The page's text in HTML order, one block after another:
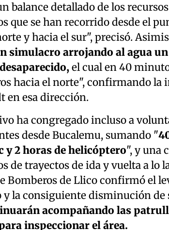
balance detallado de los
que se han recorrido desde el
y hacia el sur", precisó.
simulacro arrojando al agua
el cual en 40
hacia el norte", confirmando la
en esa dirección.
ha congregado incluso a
desde Bucalemu, sumando "
y 2 horas de helicóptero", y una
de trayectos de ida y vuelta a lo
Bomberos de Llico confirmó el
y la consiguiente disminución de
acompañando las
inspeccionar el área.